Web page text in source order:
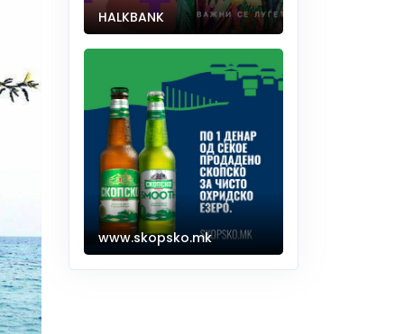
HALKBANK
www.skopsko.mk